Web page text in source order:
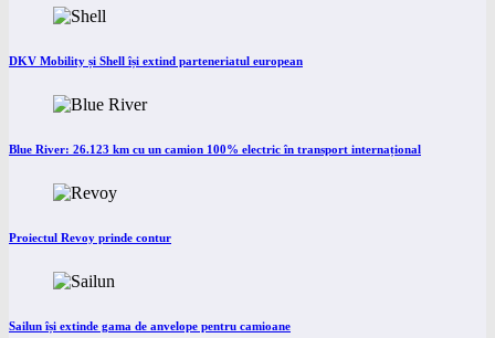
DKV Mobility și Shell își extind parteneriatul european
Blue River: 26.123 km cu un camion 100% electric în transport internațional
Proiectul Revoy prinde contur
Sailun își extinde gama de anvelope pentru camioane